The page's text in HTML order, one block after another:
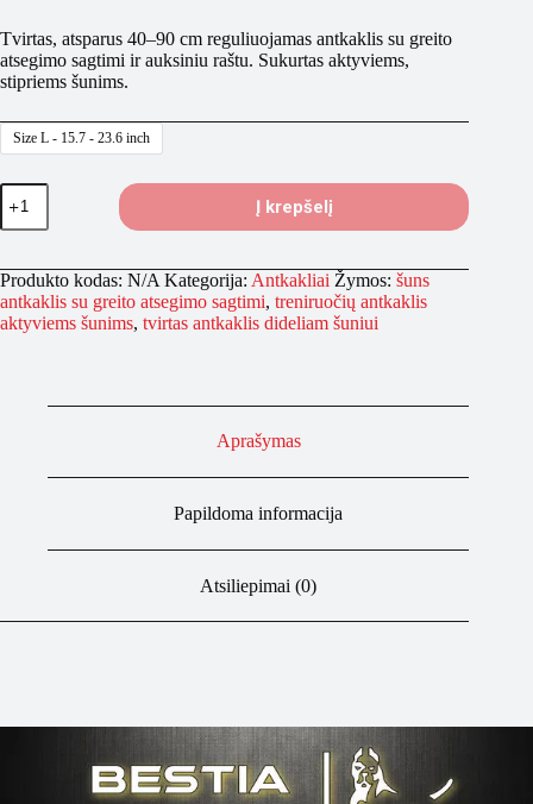
€44.99
through
€57.09
Tvirtas, atsparus 40–90 cm reguliuojamas antkaklis su greito
atsegimo sagtimi ir auksiniu raštu. Sukurtas aktyviems,
stipriems šunims.
Size L - 15.7 - 23.6 inch
produkto
kiekis:
BESTIA
Sport
GripPro
antkaklis
su
Į krepšelį
Produkto kodas: N/A Kategorija: Antkakliai Žymos: šuns
antkaklis su greito atsegimo sagtimi, treniruočių antkaklis
aktyviems šunims, tvirtas antkaklis dideliam šuniui
Aprašymas
Papildoma informacija
Atsiliepimai (0)